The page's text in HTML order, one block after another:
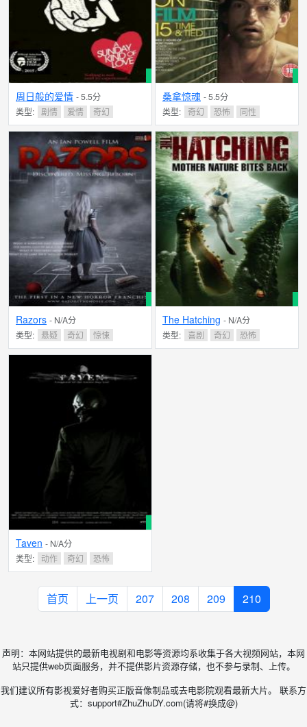
周日般的爱情 - 5.5分
类型: 剧情 爱情 奇幻
桑拿惊魂 - 5.5分
类型: 奇幻 恐怖 同性
Razors - N/A分
类型:
悬疑 奇幻 惊悚
The Hatching - N/A分
类型: 喜剧 奇幻 恐怖
Taven - N/A分
类型:
动作 奇幻 恐怖
首页 上一页 207 208 209 210
声明：本网站提供的最新电视剧和电影等资源均系收集于各大视频网站，本网
站只提供web页面服务，并不提供影片资源存储，也不参与录制、上传。
我们建议所有影视爱好者购买正版音像制品或去电影院观看最新大片。 联系方
式：support#ZhuZhuDY.com(请将#换成@)